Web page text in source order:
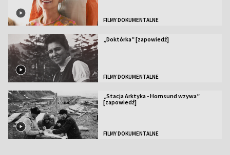
FILMY DOKUMENTALNE
„Doktórka” [zapowiedź]
FILMY DOKUMENTALNE
„Stacja Arktyka - Hornsund wzywa”
[zapowiedź]
FILMY DOKUMENTALNE